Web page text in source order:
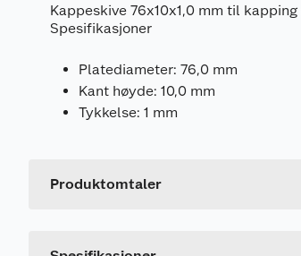
Kappeskive 76x10x1,0 mm til
Spesifikasjoner
Platediameter: 76,0 mm
Kant høyde: 10,0 mm
Tykkelse: 1 mm
Produktomtaler
Leverandørens artikkelnummer